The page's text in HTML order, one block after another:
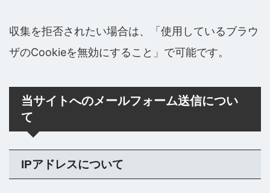
収集を拒否されたい場合は、「使用しているブラウ
ザのCookieを無効にすること」で可能です。
当サイトへのメールフォーム送信につい
て
IPアドレスについて